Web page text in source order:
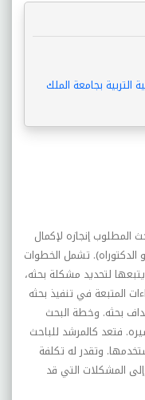
التربية بجامعة الملك
إنجازه لإكمال
الدكتوراه). تشمل الخطوات
لتحديد مشكلة بحثه،
المتبعة في تنفيذ بحثه
بحثه. وخطة البحث
فتعد كالمرشد للباحث
وتقدر له تكلفة
إلى المشكلات التي قد